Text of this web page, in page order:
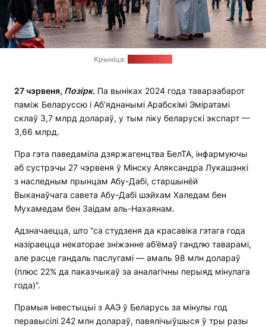
Крыніца:
27 чэрвеня, Позірк. Па выніках 2024 года тавараабарот
паміж Беларуссю і Аб’яднанымі Арабскімі Эміратамі
склаў 3,7 млрд долараў, у тым ліку беларускі экспарт —
3,66 млрд.
Пра гэта паведаміла дзяржагенцтва БелТА, інфармуючы
аб сустрэчы 27 чэрвеня ў Мінску Аляксандра Лукашэнкі
з наследным прынцам Абу-Дабі, старшынёй
Выканаўчага савета Абу-Дабі шэйхам Халедам бен
Мухамедам бен Заідам аль-Нахаянам.
Адзначаецца, што “са студзеня да красавіка гэтага года
назіраецца некаторае зніжэнне аб’ёмаў гандлю таварамі,
але расце гандаль паслугамі — амаль 98 млн долараў
(плюс 22% да паказчыкаў за аналагічны перыяд мінулага
года)”.
Прамыя інвестыцыі з ААЭ ў Беларусь за мінулы год
перавысілі 242 млн долараў, павялічыўшыся ў тры разы